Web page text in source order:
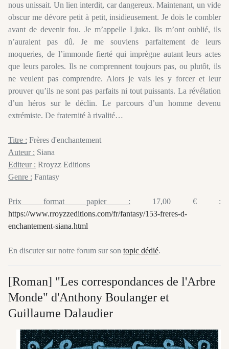
nous unissait. Un lien interdit, car dangereux. Maintenant, un vide
obscur me dévore petit à petit, insidieusement. Je dois le combler
avant de devenir fou. Je m’appelle Ljuka. Ils m’ont oublié, ils
n’auraient pas dû. Je me souviens parfaitement de leurs
moqueries, de l’immonde fierté qui imprègne autant leurs actes
que leurs paroles. Ils ne comprennent toujours pas, ou plutôt, ils
ne veulent pas comprendre. Alors je vais les y forcer et leur
prouver qu’ils ne sont pas parfaits ni tout puissants. La révélation
d’un héros sur le déclin. Le parcours d’un homme devenu
extrémiste. De fraternité à rivalité…
Titre : Frères d'enchantement
Auteur : Siana
Editeur : Rroyzz Editions
Genre : Fantasy
Prix format papier : 17,00 € :
https://www.rroyzzeditions.com/fr/fantasy/153-freres-d-
enchantement-siana.html
En discuter sur notre forum sur son topic dédié.
[Roman] "Les correspondances de l'Arbre
Monde" d'Anthony Boulanger et
Guillaume Dalaudier